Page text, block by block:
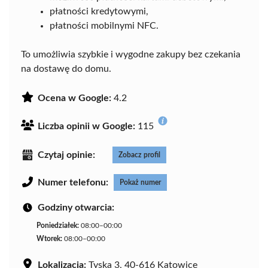
płatności kredytowymi,
płatności mobilnymi NFC.
To umożliwia szybkie i wygodne zakupy bez czekania
na dostawę do domu.
Ocena w Google: 4.2
Liczba opinii w Google: 115
Czytaj opinie: Zobacz profil
Numer telefonu: Pokaż numer
Godziny otwarcia:
Poniedziałek: 08:00–00:00
Wtorek: 08:00–00:00
Lokalizacja: Tyska 3, 40-616 Katowice